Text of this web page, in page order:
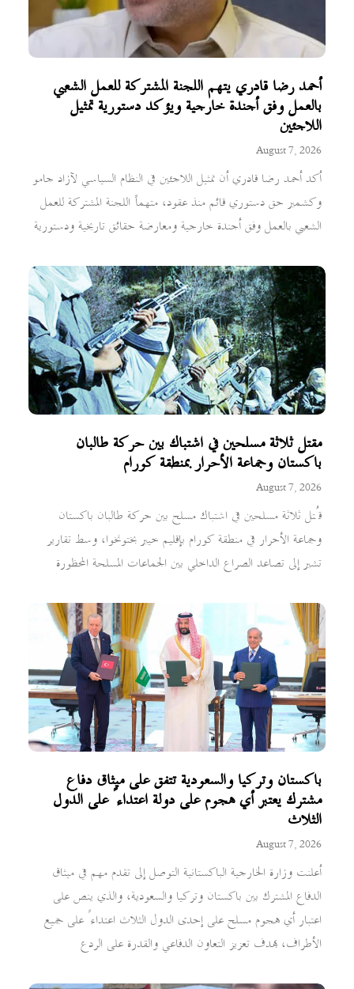
أحمد رضا قادري يتهم اللجنة المشتركة للعمل الشعبي
بالعمل وفق أجندة خارجية ويؤكد دستورية تمثيل
اللاجئين
August 7, 2026
أكد أحمد رضا قادري أن تمثيل اللاجئين في النظام السياسي لآزاد جامو
وكشمير حق دستوري قائم منذ عقود، متهماً اللجنة المشتركة للعمل
الشعبي بالعمل وفق أجندة خارجية ومعارضة حقائق تاريخية ودستورية
مقتل ثلاثة مسلحين في اشتباك بين حركة طالبان
باكستان وجماعة الأحرار بمنطقة كورام
August 7, 2026
قُتل ثلاثة مسلحين في اشتباك مسلح بين حركة طالبان باكستان
وجماعة الأحرار في منطقة كورام بإقليم خيبر بختونخوا، وسط تقارير
تشير إلى تصاعد الصراع الداخلي بين الجماعات المسلحة المحظورة
باكستان وتركيا والسعودية تتفق على ميثاق دفاع
مشترك يعتبر أي هجوم على دولة اعتداءً على الدول
الثلاث
August 7, 2026
أعلنت وزارة الخارجية الباكستانية التوصل إلى تقدم مهم في ميثاق
الدفاع المشترك بين باكستان وتركيا والسعودية، والذي ينص على
اعتبار أي هجوم مسلح على إحدى الدول الثلاث اعتداءً على جميع
الأطراف، بهدف تعزيز التعاون الدفاعي والقدرة على الردع